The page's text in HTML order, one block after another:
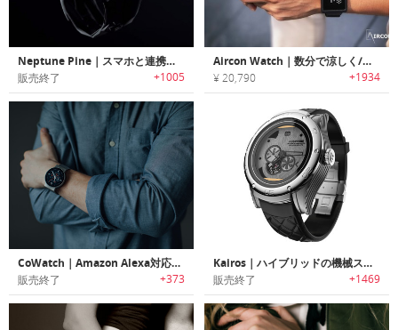
Neptune Pine｜スマホと連携なし 斬新なスマートウォッチ
販売終了 +1005
Aircon Watch｜数分で涼しく/暖かく体温調整可能なリストバンド「エアコンウォッチ」
¥ 20,790 +1934
CoWatch｜Amazon Alexa対応ハイエンドスマートウォッチ「コーウォッチ」
販売終了 +373
Kairos｜ハイブリッドの機械スマートウォッチ
販売終了 +1469